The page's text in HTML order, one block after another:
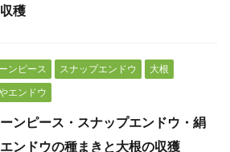
穫
ンピース スナップエンドウ
大根
エンドウ
ンピース・スナップエンドウ・絹
ンドウの種まきと大根の収獲